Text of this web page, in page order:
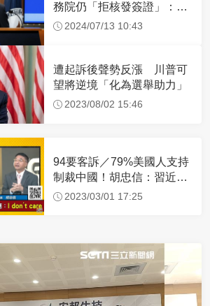
務院仍「拒核發簽證」：追
究責任
2024/07/13 10:43
遭起訴後聲勢反漲 川普可
望將逆境「化為選舉助力」
2023/08/02 15:46
94要客訴／79%美國人支持
制裁中國！胡忠信：習近平
沒信心成功侵台
2023/03/01 17:25